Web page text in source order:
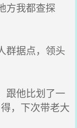
方我都查探
群据点，领头
跟他比划了一
，下次带老大